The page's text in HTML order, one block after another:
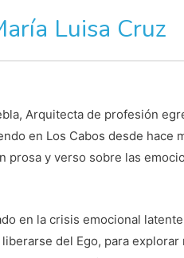
Luisa Cruz
Arquitecta de profesión
en Los Cabos desde hace
y verso sobre las
en la crisis emocional
del Ego, para